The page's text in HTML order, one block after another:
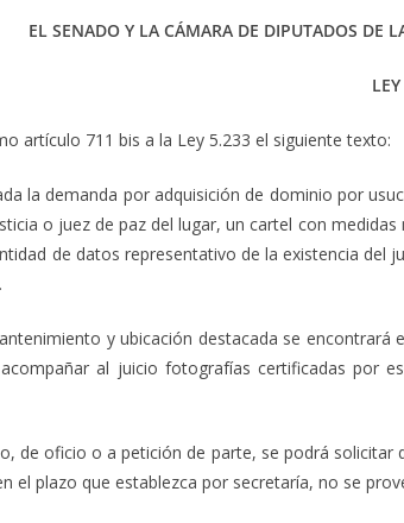
EL SENADO Y LA CÁMARA DE DIPUTADOS DE
LEY
artículo 711 bis a la Ley 5.233 el siguiente texto:
la demanda por adquisición de dominio por
o juez de paz del lugar, un cartel con
de datos representativo de la existencia
y ubicación destacada se encontrará
al juicio fotografías certificadas por
oficio o a petición de parte, se podrá solicitar
el plazo que establezca por secretaría, no se